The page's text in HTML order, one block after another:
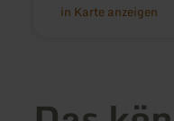
in Karte anzeigen